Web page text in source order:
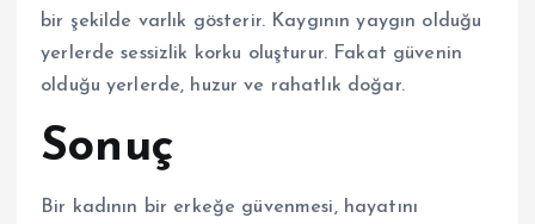
bir şekilde varlık gösterir. Kaygının yaygın olduğu
yerlerde sessizlik korku oluşturur. Fakat güvenin
olduğu yerlerde, huzur ve rahatlık doğar.
Sonuç
Bir kadının bir erkeğe güvenmesi, hayatını